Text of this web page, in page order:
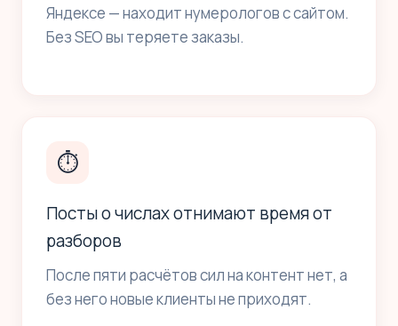
Яндексе — находит нумерологов с сайтом.
Без SEO вы теряете заказы.
⏱
Посты о числах отнимают время от
разборов
После пяти расчётов сил на контент нет, а
без него новые клиенты не приходят.